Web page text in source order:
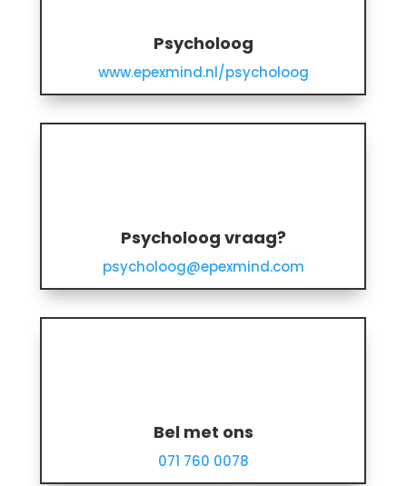
Psycholoog
www.epexmind.nl/psycholoog
Psycholoog vraag?
psycholoog@epexmind.com
Bel met ons
071 760 0078